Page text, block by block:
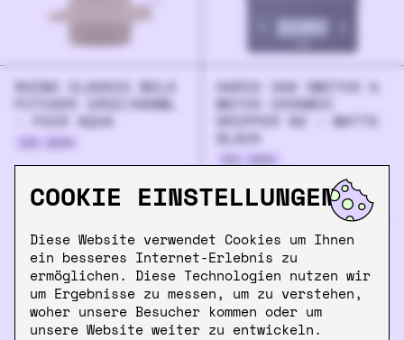
COOKIE EINSTELLUNGEN
Diese Website verwendet Cookies um Ihnen
ein besseres Internet-Erlebnis zu
ermöglichen. Diese Technologien nutzen wir
um Ergebnisse zu messen, um zu verstehen,
woher unsere Besucher kommen oder um
unsere Website weiter zu entwickeln.
RHINO CLASSIC MILK
PITCHER 15OZ/450ML
- FAIR AQUA
25.90€
HARIO V60 SWITCH &
MATCH CERAMIC
DRIPPER 02 - MATTE
BLACK
32.90€